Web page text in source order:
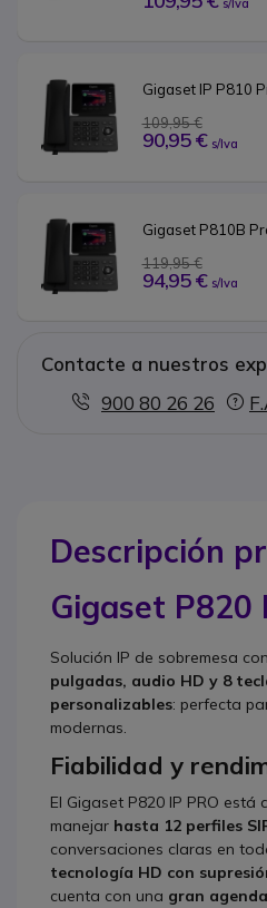
s/Iva
Gigaset IP P810
109,95 €
90,95 € s/Iva
Gigaset P810B
119,95 €
94,95 € s/Iva
Contacte a nuestros
900 80 26 26
Descripción
Gigaset P820
Solución IP de sobremesa con
pulgadas, audio HD y 8
personalizables: perfecta
modernas.
Fiabilidad y
El Gigaset P820 IP PRO está
manejar hasta 12 perfiles
conversaciones claras en
tecnología HD con
cuenta con una gran